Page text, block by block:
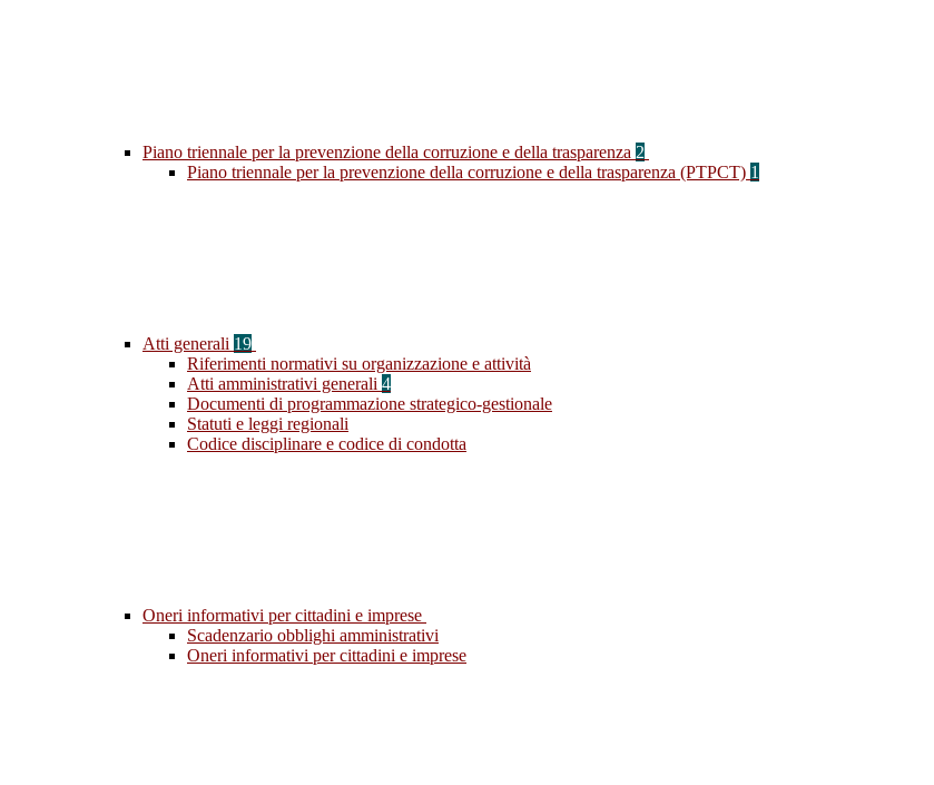
Piano triennale per la prevenzione della corruzione e della trasparenza 2
Piano triennale per la prevenzione della corruzione e della trasparenza (PTPCT) 1
Atti generali 19
Riferimenti normativi su organizzazione e attività
Atti amministrativi generali 4
Documenti di programmazione strategico-gestionale
Statuti e leggi regionali
Codice disciplinare e codice di condotta
Oneri informativi per cittadini e imprese
Scadenzario obblighi amministrativi
Oneri informativi per cittadini e imprese